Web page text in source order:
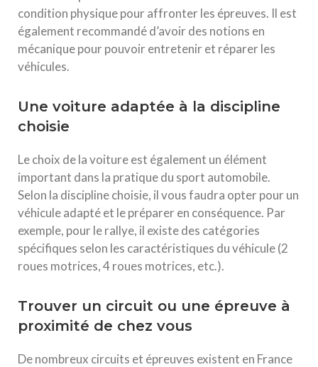
condition physique pour affronter les épreuves. Il est
également recommandé d’avoir des notions en
mécanique pour pouvoir entretenir et réparer les
véhicules.
Une voiture adaptée à la discipline
choisie
Le choix de la voiture est également un élément
important dans la pratique du sport automobile.
Selon la discipline choisie, il vous faudra opter pour un
véhicule adapté et le préparer en conséquence. Par
exemple, pour le rallye, il existe des catégories
spécifiques selon les caractéristiques du véhicule (2
roues motrices, 4 roues motrices, etc.).
Trouver un circuit ou une épreuve à
proximité de chez vous
De nombreux circuits et épreuves existent en France